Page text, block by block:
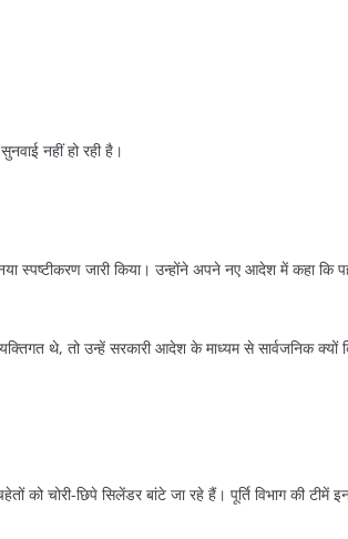
नहीं हो रही है।
स्पष्टीकरण जारी किया। उन्होंने अपने नए आदेश में कहा कि
थे, तो उन्हें सरकारी आदेश के माध्यम से सार्वजनिक क्यों
को चोरी-छिपे सिलेंडर बांटे जा रहे हैं। पूर्ति विभाग की टीमें